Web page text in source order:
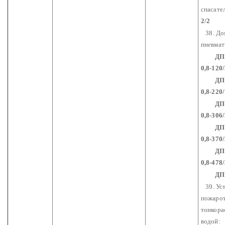
2/2
38.
ДП
0,8-
ДП
0,8-
ДП
0,8-
ДП
0,8-
ДП
0,8-
ДП
39.
водой: